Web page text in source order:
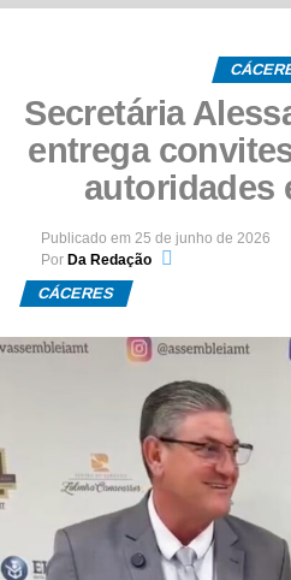
Secretária
entrega
autoridades
Publicado em 25 de junho de 2026
Por Da Redação
CÁCERES